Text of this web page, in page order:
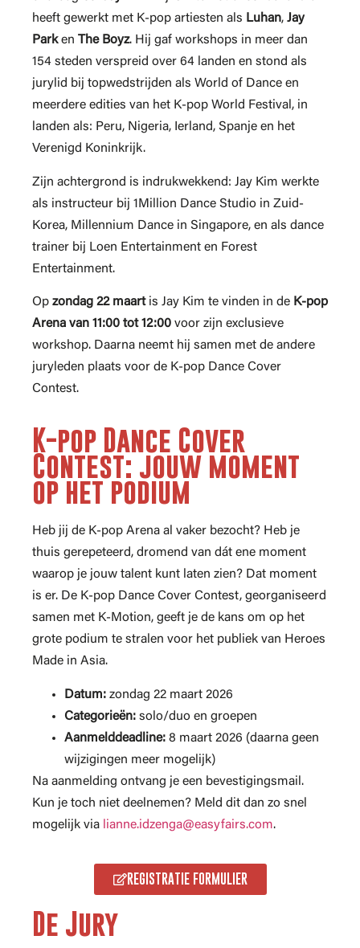
heeft gewerkt met K-pop artiesten als Luhan, Jay
Parken The Boyz. Hij gaf workshops in meer dan
154 steden verspreid over 64 landen en stond als
jurylid bij topwedstrijden als World of Dance en
meerdere edities van het K-pop World Festival, in
landen als: Peru, Nigeria, Ierland, Spanje en het
Verenigd Koninkrijk.
Zijn achtergrond is indrukwekkend: Jay Kim werkte
als instructeur bij 1Million Dance Studio in Zuid-
Korea, Millennium Dance in Singapore, en als dance
trainer bij Loen Entertainment en Forest
Entertainment.
Op zondag 22 maartis Jay Kim te vinden in de K-pop
Arena van 11:00 tot 12:00 voor zijn exclusieve
workshop. Daarna neemt hij samen met de andere
juryleden plaats voor de K-pop Dance Cover
Contest.
K-pop Dance Cover
Contest: jouw moment
op het podium
Heb jij de K-pop Arena al vaker bezocht? Heb je
thuis gerepeteerd, dromend van dát ene moment
waarop je jouw talent kunt laten zien? Dat moment
is er. De K-pop Dance Cover Contest, georganiseerd
samen met K-Motion, geeft je de kans om op het
grote podium te stralen voor het publiek van Heroes
Made in Asia.
Datum: zondag 22 maart 2026
Categorieën: solo/duo en groepen
Aanmelddeadline: 8 maart 2026 (daarna geen
wijzigingen meer mogelijk)
Na aanmelding ontvang je een bevestigingsmail.
Kun je toch niet deelnemen? Meld dit dan zo snel
mogelijk via lianne.idzenga@easyfairs.com.
REGISTRATIE FORMULIER
De Jury